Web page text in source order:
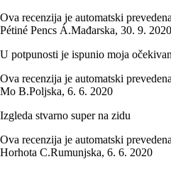
Ova recenzija je automatski
Pétiné Pencs Á.Mađarska, 30. 9. 2020
U potpunosti je ispunio moja
Ova recenzija je automatski
Mo B.Poljska, 6. 6. 2020
Izgleda stvarno super na zidu
Ova recenzija je automatski
Horhota C.Rumunjska, 6. 6. 2020